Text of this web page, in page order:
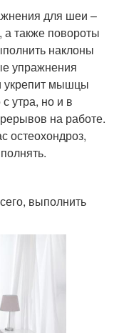
для шеи –
также повороты
наклоны
упражнения
укрепит мышцы
утра, но и в
на работе.
остеохондроз,
выполнить